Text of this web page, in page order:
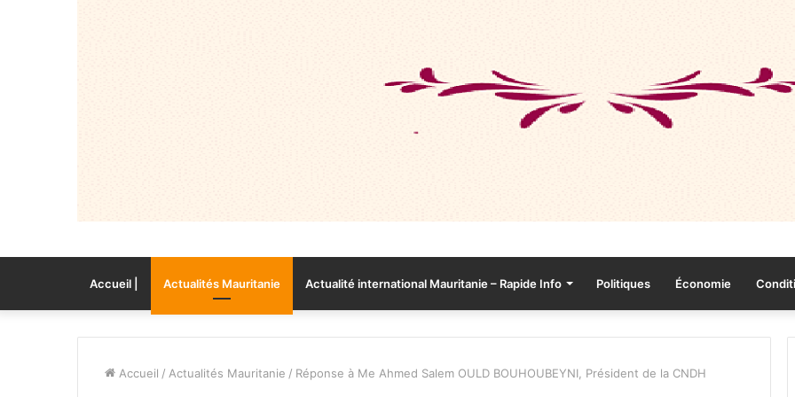
Accueil | Actualités Mauritanie Actualité international Mauritanie – Rapide Info Politiques Économie
Accueil / Actualités Mauritanie / Réponse à Me Ahmed Salem OULD BOUHOUBEYNI, Président de la CNDH